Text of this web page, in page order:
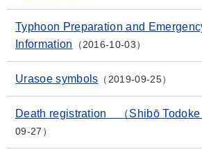
Typhoon Preparation and
Information
2016-10-03
Urasoe symbols 2019-09-25
Death registration （Shibō
09-27